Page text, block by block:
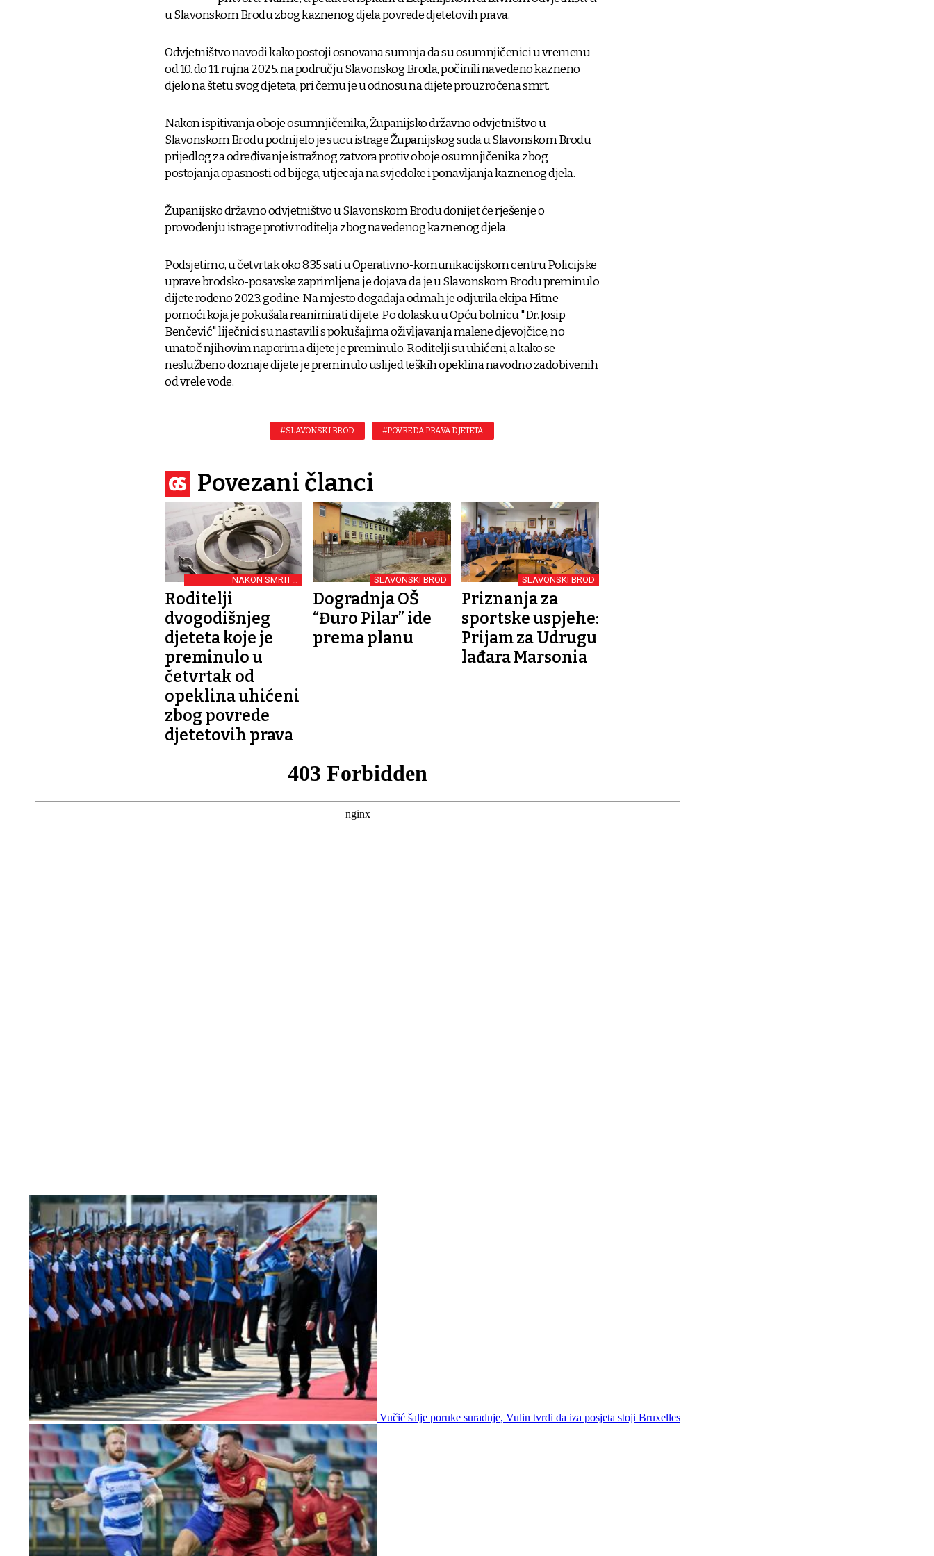
u Slavonskom Brodu zbog kaznenog djela povrede djetetovih prava.
Odvjetništvo navodi kako postoji osnovana sumnja da su osumnjičenici u vremenu
od 10. do 11. rujna 2025. na području Slavonskog Broda, počinili navedeno kazneno
djelo na štetu svog djeteta, pri čemu je u odnosu na dijete prouzročena smrt.
Nakon ispitivanja oboje osumnjičenika, Županijsko državno odvjetništvo u
Slavonskom Brodu podnijelo je sucu istrage Županijskog suda u Slavonskom Brodu
prijedlog za određivanje istražnog zatvora protiv oboje osumnjičenika zbog
postojanja opasnosti od bijega, utjecaja na svjedoke i ponavljanja kaznenog djela.
Županijsko državno odvjetništvo u Slavonskom Brodu donijet će rješenje o
provođenju istrage protiv roditelja zbog navedenog kaznenog djela.
Podsjetimo, u četvrtak oko 8.35 sati u Operativno-komunikacijskom centru Policijske
uprave brodsko-posavske zaprimljena je dojava da je u Slavonskom Brodu preminulo
dijete rođeno 2023. godine. Na mjesto događaja odmah je odjurila ekipa Hitne
pomoći koja je pokušala reanimirati dijete. Po dolasku u Opću bolnicu "Dr. Josip
Benčević" liječnici su nastavili s pokušajima oživljavanja malene djevojčice, no
unatoč njihovim naporima dijete je preminulo. Roditelji su uhićeni, a kako se
neslužbeno doznaje dijete je preminulo uslijed teških opeklina navodno zadobivenih
od vrele vode.
#SLAVONSKI BROD #POVREDA PRAVA DJETETA
Povezani članci
NAKON SMRTI U
SLAVONSKOM BRODU
Roditelji
dvogodišnjeg
djeteta koje je
preminulo u
četvrtak od
opeklina uhićeni
zbog povrede
djetetovih prava
SLAVONSKI BROD
Dogradnja OŠ
“Đuro Pilar” ide
prema planu
SLAVONSKI BROD
Priznanja za
sportske uspjehe:
Prijam za Udrugu
lađara Marsonia
Vučić šalje poruke suradnje, Vulin tvrdi da iza posjeta stoji Bruxelles